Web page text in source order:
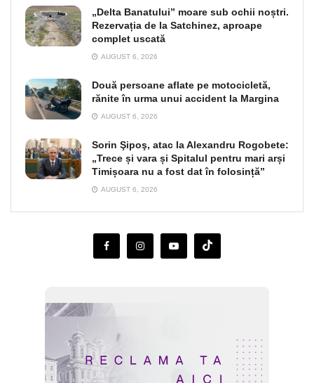
„Delta Banatului” moare sub ochii noștri.
Rezervația de la Satchinez, aproape
complet uscată
AUGUST 6, 2026
Două persoane aflate pe motocicletă,
rănite în urma unui accident la Margina
AUGUST 6, 2026
Sorin Şipoş, atac la Alexandru Rogobete:
„Trece și vara și Spitalul pentru mari arși
Timișoara nu a fost dat în folosință”
AUGUST 6, 2026